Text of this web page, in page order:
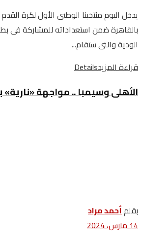
يدخل اليوم منتخبنا الوطنى الأول لكرة
بالقاهرة ضمن استعداداته للمشاركة فى
الودية والتى ستقام...
قراءة المزيدDetails
الأهلى وسيمبا .. مواجهة «نارية»
بقلمأحمد مراد
14 مارس، 2024